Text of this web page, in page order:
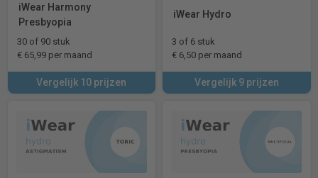
iWear Harmony
Presbyopia
30 of 90 stuk
€ 65,99 per maand
Vergelijk 10 prijzen
iWear Hydro
3 of 6 stuk
€ 6,50 per maand
Vergelijk 9 prijzen